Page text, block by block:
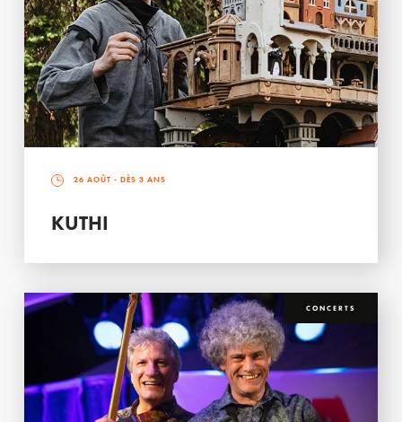
26 AOÛT - DÈS 3 ANS
KUTHI
CONCERTS